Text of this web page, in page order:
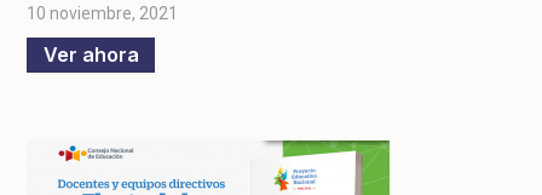
10 noviembre, 2021
Ver ahora